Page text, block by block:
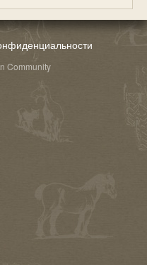
Community